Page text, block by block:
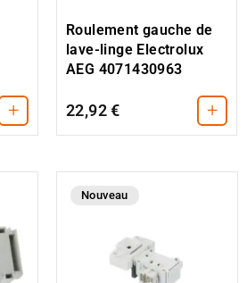
+
Roulement gauche de
lave-linge Electrolux
AEG 4071430963
22,92 € +
Nouveau